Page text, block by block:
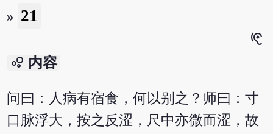
» 21
hearing
bubble_chart 内容
问曰：人病有宿食，何以别之？师曰：寸
口脉浮大，按之反涩，尺中亦微而涩，故